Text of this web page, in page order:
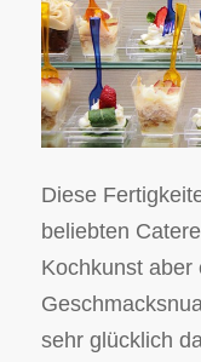
Diese
beliebten
Kochkunst aber
sehr glücklich